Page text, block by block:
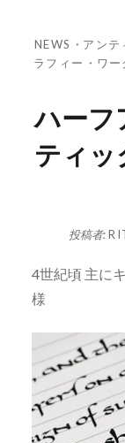
NEWS ・ アンテ
ラフィー ・ ワ
ハーフ
ティッ
投稿者:
4世紀頃 主に
様